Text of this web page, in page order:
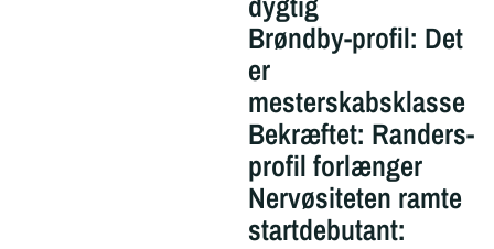
Brøndby-profil: Det
er
mesterskabsklasse
Bekræftet: Randers-
profil forlænger
Nervøsiteten ramte
startdebutant: